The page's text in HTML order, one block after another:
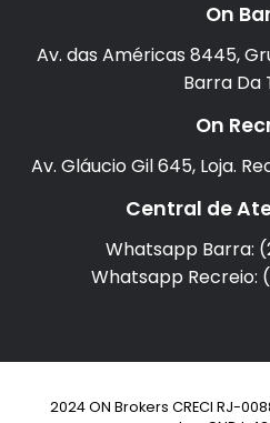
On
Av. das Américas 8445,
Barra Da
On
Av. Gláucio Gil 645, Loja.
Central de
Whatsapp Barra:
Whatsapp Recreio:
2024 ON Brokers CRECI RJ-